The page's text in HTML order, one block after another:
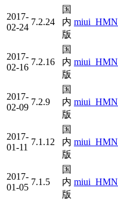
2017-
02-24
7.2.24
国
内
版
2017-
02-16
7.2.16
国
内
版
2017-
02-09
7.2.9
国
内
版
2017-
01-11
7.1.12
国
内
版
2017-
01-05
7.1.5
国
内
版